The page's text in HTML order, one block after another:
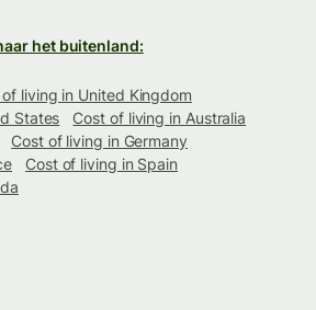
het buitenland:
of living in United Kingdom
States
Cost of living in Australia
Cost of living in Germany
Cost of living in Spain